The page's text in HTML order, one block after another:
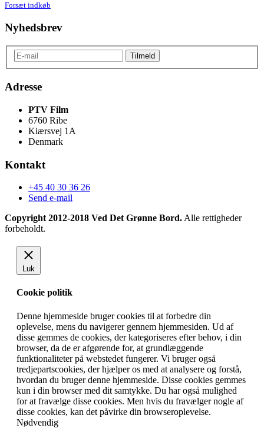
Forsæt indkøb
Nyhedsbrev
Adresse
PTV Film
6760 Ribe
Kiærsvej 1A
Denmark
Kontakt
+45 40 30 36 26
Send e-mail
Copyright 2012-2018 Ved Det Grønne Bord. Alle rettigheder
forbeholdt.
Luk
Cookie politik
Denne hjemmeside bruger cookies til at forbedre din
oplevelse, mens du navigerer gennem hjemmesiden. Ud af
disse gemmes de cookies, der kategoriseres efter behov, i din
browser, da de er afgørende for, at grundlæggende
funktionaliteter på webstedet fungerer. Vi bruger også
tredjepartscookies, der hjælper os med at analysere og forstå,
hvordan du bruger denne hjemmeside. Disse cookies gemmes
kun i din browser med dit samtykke. Du har også mulighed
for at fravælge disse cookies. Men hvis du fravælger nogle af
disse cookies, kan det påvirke din browseroplevelse.
Nødvendig